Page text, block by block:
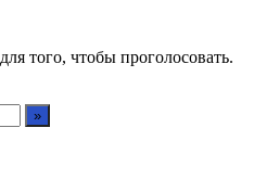
для того, чтобы проголосовать.